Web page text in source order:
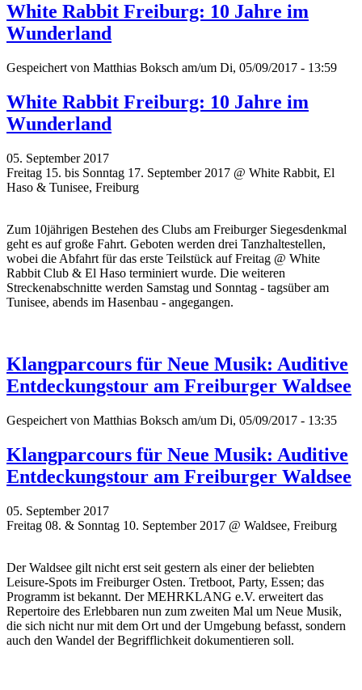
White Rabbit Freiburg: 10 Jahre im
Wunderland
Gespeichert von Matthias Boksch am/um Di, 05/09/2017 - 13:59
White Rabbit Freiburg: 10 Jahre im
Wunderland
05. September 2017
Freitag 15. bis Sonntag 17. September 2017 @ White Rabbit, El
Haso & Tunisee, Freiburg
Zum 10jährigen Bestehen des Clubs am Freiburger Siegesdenkmal
geht es auf große Fahrt. Geboten werden drei Tanzhaltestellen,
wobei die Abfahrt für das erste Teilstück auf Freitag @ White
Rabbit Club & El Haso terminiert wurde. Die weiteren
Streckenabschnitte werden Samstag und Sonntag - tagsüber am
Tunisee, abends im Hasenbau - angegangen.
Klangparcours für Neue Musik: Auditive
Entdeckungstour am Freiburger Waldsee
Gespeichert von Matthias Boksch am/um Di, 05/09/2017 - 13:35
Klangparcours für Neue Musik: Auditive
Entdeckungstour am Freiburger Waldsee
05. September 2017
Freitag 08. & Sonntag 10. September 2017 @ Waldsee, Freiburg
Der Waldsee gilt nicht erst seit gestern als einer der beliebten
Leisure-Spots im Freiburger Osten. Tretboot, Party, Essen; das
Programm ist bekannt. Der MEHRKLANG e.V. erweitert das
Repertoire des Erlebbaren nun zum zweiten Mal um Neue Musik,
die sich nicht nur mit dem Ort und der Umgebung befasst, sondern
auch den Wandel der Begrifflichkeit dokumentieren soll.